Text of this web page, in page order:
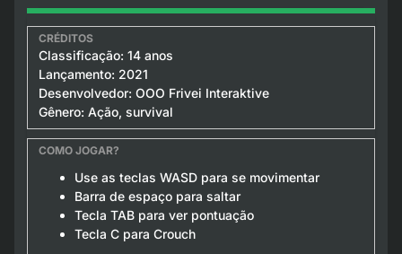
Classificação: 14 anos
Lançamento: 2021
Desenvolvedor: OOO Frivei Interaktive
Gênero: Ação, survival
Use as teclas WASD para se movimentar
Barra de espaço para saltar
Tecla TAB para ver pontuação
Tecla C para Crouch